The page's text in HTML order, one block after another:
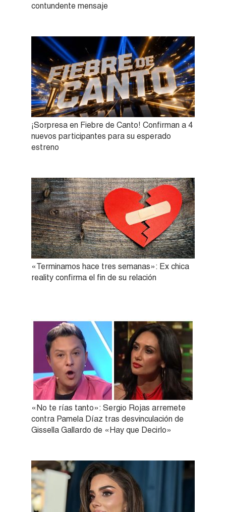
contundente mensaje
¡Sorpresa en Fiebre de Canto! Confirman a 4
nuevos participantes para su esperado
estreno
«Terminamos hace tres semanas»: Ex chica
reality confirma el fin de su relación
«No te rías tanto»: Sergio Rojas arremete
contra Pamela Díaz tras desvinculación de
Gissella Gallardo de «Hay que Decirlo»